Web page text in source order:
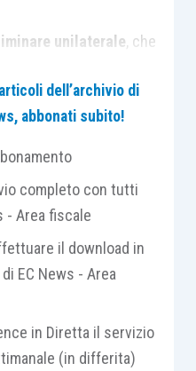
unilaterale, che
diritto, a fronte della
alla controparte
si presta, inoltre, ad
regolamentare altre
aventi ad oggetto il
trasferimento della
di beni (diversi dagli
al
trasferimento
dell’archivio di
abbonati subito!
completo con tutti
- Area fiscale
il download in
EC News - Area
in Diretta il servizio
(in differita)